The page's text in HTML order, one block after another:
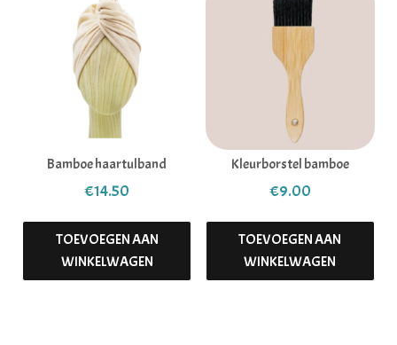
Bamboe haartulband
€14.50
TOEVOEGEN AAN
WINKELWAGEN
Kleurborstel bamboe
€9.00
TOEVOEGEN AAN
WINKELWAGEN